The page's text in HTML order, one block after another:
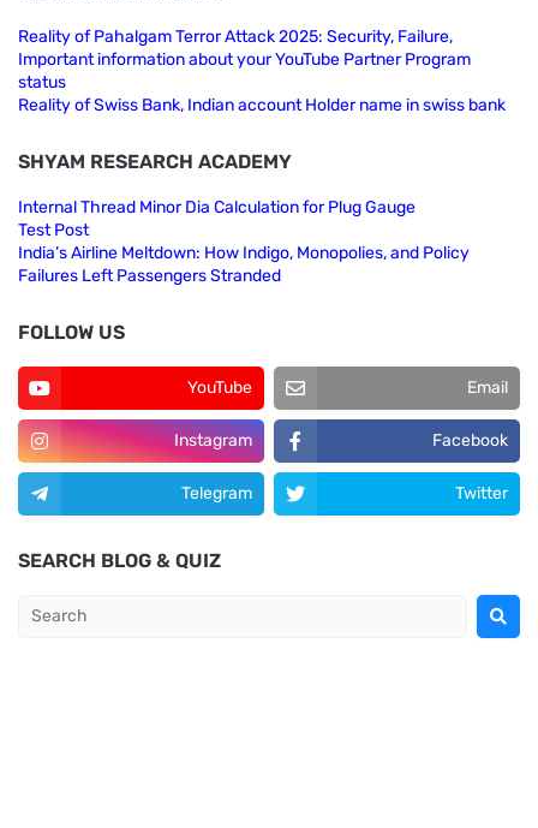
Reality of Pahalgam Terror Attack 2025: Security, Failure,
Important information about your YouTube Partner Program
status
Reality of Swiss Bank, Indian account Holder name in swiss bank
SHYAM RESEARCH ACADEMY
Internal Thread Minor Dia Calculation for Plug Gauge
Test Post
India’s Airline Meltdown: How Indigo, Monopolies, and Policy
Failures Left Passengers Stranded
FOLLOW US
YouTube Email
Instagram Facebook
Telegram Twitter
SEARCH BLOG & QUIZ